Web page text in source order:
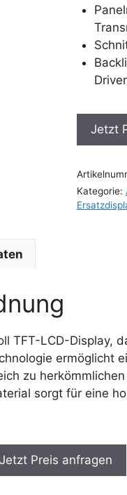
Driver
Jetzt
Kategorie:
TFT-LCD-Display,
ermöglicht
zu
sorgt für eine
Jetzt Preis anfragen